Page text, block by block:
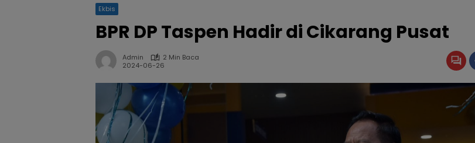
Ekbis
BPR DP Taspen Hadir di Cikarang Pusat
Admin
2 Min Baca
2024-06-26